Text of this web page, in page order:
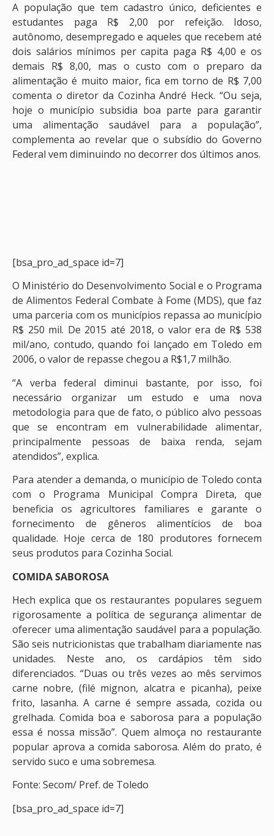
A população que tem cadastro único, deficientes e
estudantes paga R$ 2,00 por refeição. Idoso,
autônomo, desempregado e aqueles que recebem até
dois salários mínimos per capita paga R$ 4,00 e os
demais R$ 8,00, mas o custo com o preparo da
alimentação é muito maior, fica em torno de R$ 7,00
comenta o diretor da Cozinha André Heck. “Ou seja,
hoje o município subsidia boa parte para garantir
uma alimentação saudável para a população”,
complementa ao revelar que o subsídio do Governo
Federal vem diminuindo no decorrer dos últimos anos.
[bsa_pro_ad_space id=7]
O Ministério do Desenvolvimento Social e o Programa
de Alimentos Federal Combate à Fome (MDS), que faz
uma parceria com os municípios repassa ao município
R$ 250 mil. De 2015 até 2018, o valor era de R$ 538
mil/ano, contudo, quando foi lançado em Toledo em
2006, o valor de repasse chegou a R$1,7 milhão.
“A verba federal diminui bastante, por isso, foi
necessário organizar um estudo e uma nova
metodologia para que de fato, o público alvo pessoas
que se encontram em vulnerabilidade alimentar,
principalmente pessoas de baixa renda, sejam
atendidos”, explica.
Para atender a demanda, o município de Toledo conta
com o Programa Municipal Compra Direta, que
beneficia os agricultores familiares e garante o
fornecimento de gêneros alimentícios de boa
qualidade. Hoje cerca de 180 produtores fornecem
seus produtos para Cozinha Social.
COMIDA SABOROSA
Hech explica que os restaurantes populares seguem
rigorosamente a política de segurança alimentar de
oferecer uma alimentação saudável para a população.
São seis nutricionistas que trabalham diariamente nas
unidades. Neste ano, os cardápios têm sido
diferenciados. “Duas ou três vezes ao mês servimos
carne nobre, (filé mignon, alcatra e picanha), peixe
frito, lasanha. A carne é sempre assada, cozida ou
grelhada. Comida boa e saborosa para a população
essa é nossa missão”. Quem almoça no restaurante
popular aprova a comida saborosa. Além do prato, é
servido suco e uma sobremesa.
Fonte: Secom/ Pref. de Toledo
[bsa_pro_ad_space id=7]